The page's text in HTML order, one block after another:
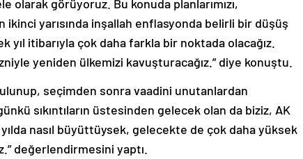
olarak görüyoruz. Bu konuda planlarımızı,
ikinci yarısında inşallah enflasyonda belirli bir düşüş
itibarıyla çok daha farkla bir noktada olacağız.
yeniden ülkemizi kavuşturacağız.” diye konuştu.
seçimden sonra vaadini unutanlardan
sıkıntıların üstesinden gelecek olan da biziz, AK
yılda nasıl büyüttüysek, gelecekte de çok daha yüksek
değerlendirmesini yaptı.